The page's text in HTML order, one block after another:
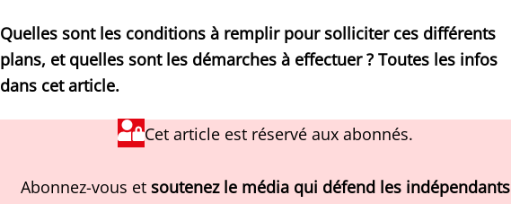
Quelles sont les conditions à remplir pour solliciter ces différents
plans, et quelles sont les démarches à effectuer ? Toutes les infos
dans cet article.
Cet article est réservé aux abonnés.
Abonnez-vous et soutenez le média qui défend les indépendants